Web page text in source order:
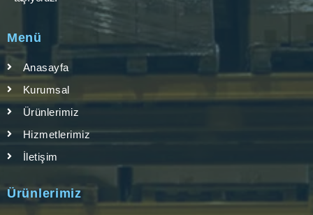
Menü
Anasayfa
Kurumsal
Ürünlerimiz
Hizmetlerimiz
İletişim
Ürünlerimiz